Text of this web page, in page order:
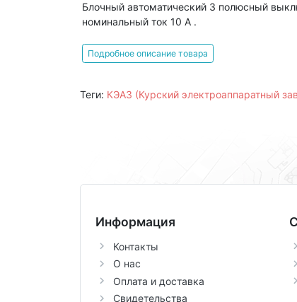
Блочный автоматический 3 полюсный
номинальный ток 10 А .
Подробное описание товара
Теги: КЭАЗ (Курский электроаппаратный
Информация
Контакты
О нас
Оплата и доставка
Свидетельства